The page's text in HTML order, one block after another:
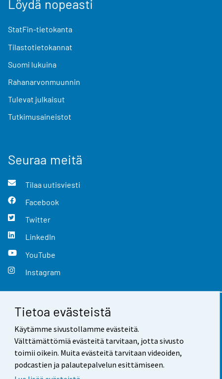
Tietoa evästeistä
Käytämme sivustollamme evästeitä.
Välttämättömiä evästeitä tarvitaan, jotta sivusto
toimii oikein. Muita evästeitä tarvitaan videoiden,
podcastien ja palautepalvelun esittämiseen.
Löydä nopeasti
StatFin-tietokanta
Tilastotietokannat
Suomi lukuina
Rahanarvonmuunnin
Tulevat julkaisut
Tutkimusaineistot
Seuraa meitä
Tilaa uutisviesti
Facebook
Twitter
LinkedIn
YouTube
Instagram
Yhteystiedot
Palaute
Käyttöehdot